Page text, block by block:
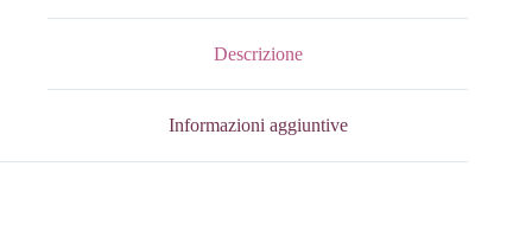
Descrizione
Informazioni aggiuntive